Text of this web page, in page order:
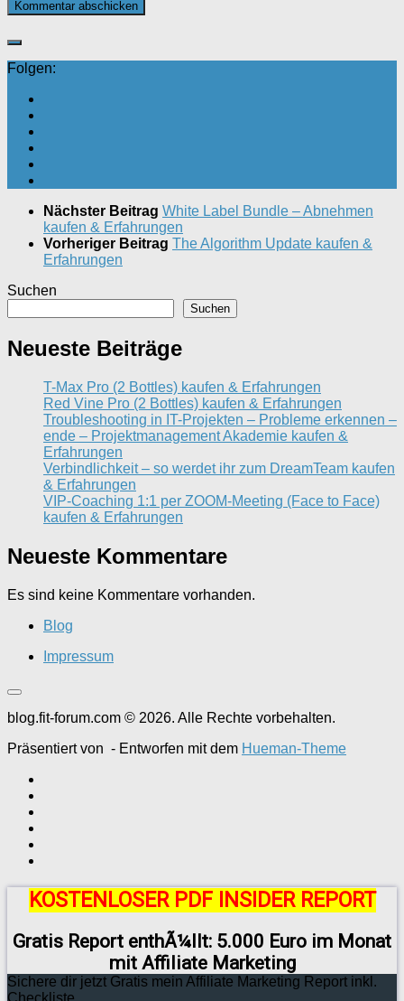
Folgen:
Nächster Beitrag White Label Bundle – Abnehmen
kaufen & Erfahrungen
Vorheriger Beitrag The Algorithm Update kaufen &
Erfahrungen
Suchen
Suchen
Neueste Beiträge
T-Max Pro (2 Bottles) kaufen & Erfahrungen
Red Vine Pro (2 Bottles) kaufen & Erfahrungen
Troubleshooting in IT-Projekten – Probleme erkennen –
ende – Projektmanagement Akademie kaufen &
Erfahrungen
Verbindlichkeit – so werdet ihr zum DreamTeam kaufen
& Erfahrungen
VIP-Coaching 1:1 per ZOOM-Meeting (Face to Face)
kaufen & Erfahrungen
Neueste Kommentare
Es sind keine Kommentare vorhanden.
Blog
Impressum
blog.fit-forum.com © 2026. Alle Rechte vorbehalten.
Präsentiert von - Entworfen mit dem Hueman-Theme
KOSTENLOSER PDF INSIDER REPORT
Gratis Report enthÃ¼llt: 5.000 Euro im Monat
mit Affiliate Marketing
Sichere dir jetzt Gratis mein Affiliate Marketing Report inkl.
Checkliste